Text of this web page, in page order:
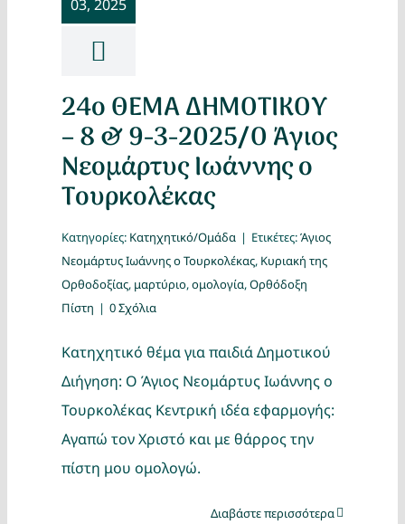
03, 2025
24ο ΘΕΜΑ ΔΗΜΟΤΙΚΟΥ
– 8 & 9-3-2025/Ο Άγιος
Νεομάρτυς Ιωάννης ο
Τουρκολέκας
Κατηγορίες: Κατηχητικό/Ομάδα | Ετικέτες:Άγιος
Νεομάρτυς Ιωάννης ο Τουρκολέκας, Κυριακή της
Ορθοδοξίας, μαρτύριο,ομολογία,Ορθόδοξη
Πίστη | 0 Σχόλια
Κατηχητικό θέμα για παιδιά Δημοτικού
Διήγηση: Ο Άγιος Νεομάρτυς Ιωάννης ο
Τουρκολέκας Κεντρική ιδέα εφαρμογής:
Αγαπώ τον Χριστό και με θάρρος την
πίστη μου ομολογώ.
Διαβάστε περισσότερα